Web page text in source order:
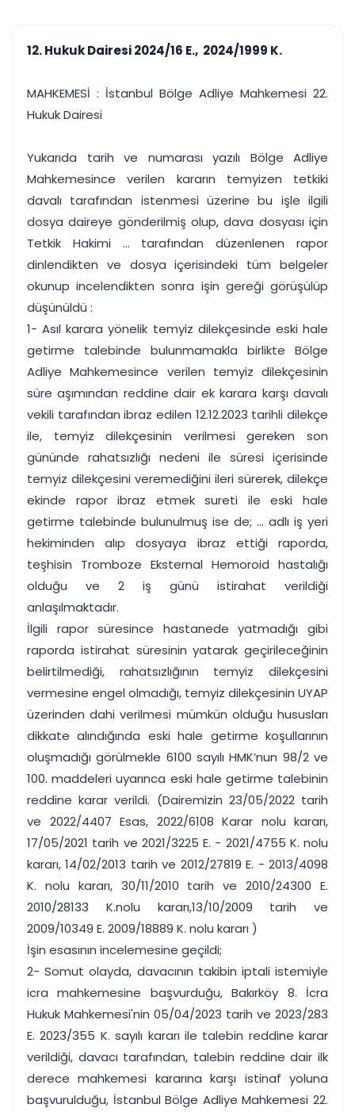
Duruşma ve görev
takvimi
Bildirim
Süreleri asla kaçırmayın
takibi
rapor
UYAP & UETS entegrasyonundan finansa, hepsi bir arada.
Tüm özellikleri inceleyin Ücretsiz Başlayın
12. Hukuk Dairesi 2024/16 E., 2024/1999 K.
MAHKEMESİ : İstanbul Bölge Adliye Mahkemesi 22.
Hukuk Dairesi
Yukarıda tarih ve numarası yazılı Bölge Adliye
Mahkemesince verilen kararın temyizen tetkiki
davalı tarafından istenmesi üzerine bu işle ilgili
dosya daireye gönderilmiş olup, dava dosyası için
Tetkik Hakimi ... tarafından düzenlenen rapor
dinlendikten ve dosya içerisindeki tüm belgeler
okunup incelendikten sonra işin gereği görüşülüp
düşünüldü :
1- Asıl karara yönelik temyiz dilekçesinde eski hale
getirme talebinde bulunmamakla birlikte Bölge
Adliye Mahkemesince verilen temyiz dilekçesinin
süre aşımından reddine dair ek karara karşı davalı
vekili tarafından ibraz edilen 12.12.2023 tarihli dilekçe
ile, temyiz dilekçesinin verilmesi gereken son
gününde rahatsızlığı nedeni ile süresi içerisinde
temyiz dilekçesini veremediğini ileri sürerek, dilekçe
ekinde rapor ibraz etmek sureti ile eski hale
getirme talebinde bulunulmuş ise de; ... adlı iş yeri
hekiminden alıp dosyaya ibraz ettiği raporda,
teşhisin Tromboze Eksternal Hemoroid hastalığı
olduğu ve 2 iş günü istirahat verildiği
anlaşılmaktadır.
İlgili rapor süresince hastanede yatmadığı gibi
raporda istirahat süresinin yatarak geçirileceğinin
belirtilmediği, rahatsızlığının temyiz dilekçesini
vermesine engel olmadığı, temyiz dilekçesinin UYAP
üzerinden dahi verilmesi mümkün olduğu hususları
dikkate alındığında eski hale getirme koşullarının
oluşmadığı görülmekle 6100 sayılı HMK’nun 98/2 ve
100. maddeleri uyarınca eski hale getirme talebinin
reddine karar verildi. (Dairemizin 23/05/2022 tarih
ve 2022/4407 Esas, 2022/6108 Karar nolu kararı,
17/05/2021 tarih ve 2021/3225 E. - 2021/4755 K. nolu
kararı, 14/02/2013 tarih ve 2012/27819 E. - 2013/4098
K. nolu kararı, 30/11/2010 tarih ve 2010/24300 E.
2010/28133 K.nolu kararı,13/10/2009 tarih ve
2009/10349 E. 2009/18889 K. nolu kararı )
İşin esasının incelemesine geçildi;
2- Somut olayda, davacının takibin iptali istemiyle
icra mahkemesine başvurduğu, Bakırköy 8. İcra
Hukuk Mahkemesi'nin 05/04/2023 tarih ve 2023/283
E. 2023/355 K. sayılı kararı ile talebin reddine karar
verildiği, davacı tarafından, talebin reddine dair ilk
derece mahkemesi kararına karşı istinaf yoluna
başvurulduğu, İstanbul Bölge Adliye Mahkemesi 22.